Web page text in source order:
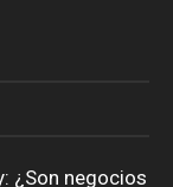
¿Son negocios